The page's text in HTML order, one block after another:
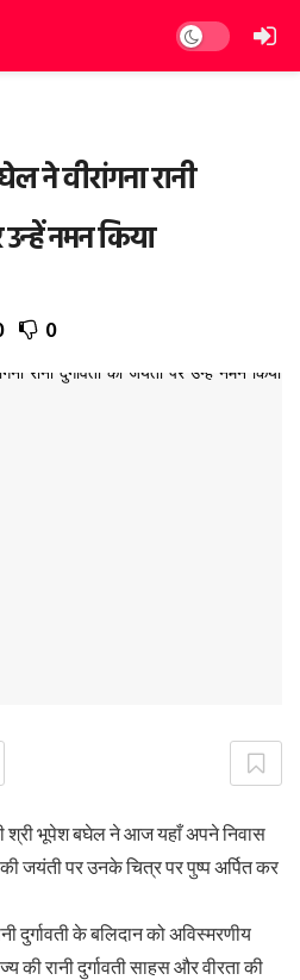
Dark mode
ने वीरांगना रानी
नमन किया
0
श्री भूपेश बघेल ने आज यहाँ अपने निवास
की जयंती पर उनके चित्र पर पुष्प अर्पित कर
दुर्गावती के बलिदान को अविस्मरणीय
की रानी दुर्गावती साहस और वीरता की